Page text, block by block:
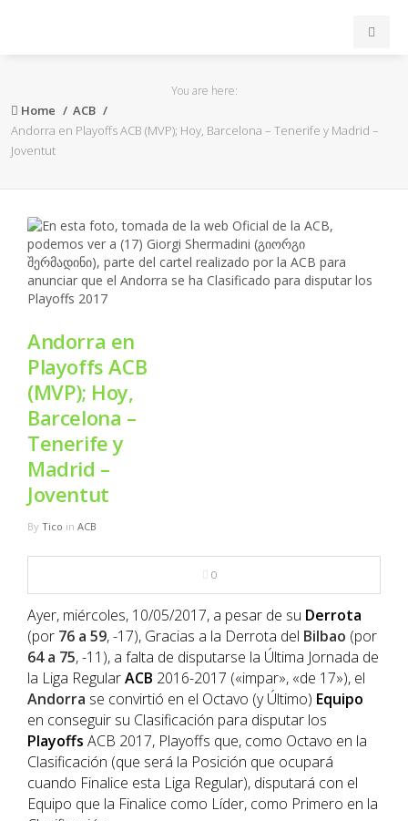
ACB
FEB
FIBA
FORMACIÓN
NBA
MULTIMEDIA
You are here:
Home
ACB
Andorra en Playoffs ACB (MVP); Hoy, Barcelona – Tenerife y Madrid –
Joventut
Andorra en
Playoffs ACB
(MVP); Hoy,
Barcelona –
Tenerife y
Madrid –
Joventut
By Tico in ACB
0
Ayer, miércoles, 10/05/2017, a pesar de su Derrota
(por 76 a 59, -17), Gracias a la Derrota del Bilbao (por
64 a 75, -11), a falta de disputarse la Última Jornada de
la Liga RegularACB 2016-2017 («impar», «de 17»), el
Andorra se convirtió en el Octavo (y Último) Equipo
en conseguir su Clasificación para disputar los
Playoffs ACB 2017, Playoffs que, como Octavo en la
Clasificación (que será la Posición que ocupará
cuando Finalice esta Liga Regular), disputará con el
Equipo que la Finalice como Líder, como Primero en la